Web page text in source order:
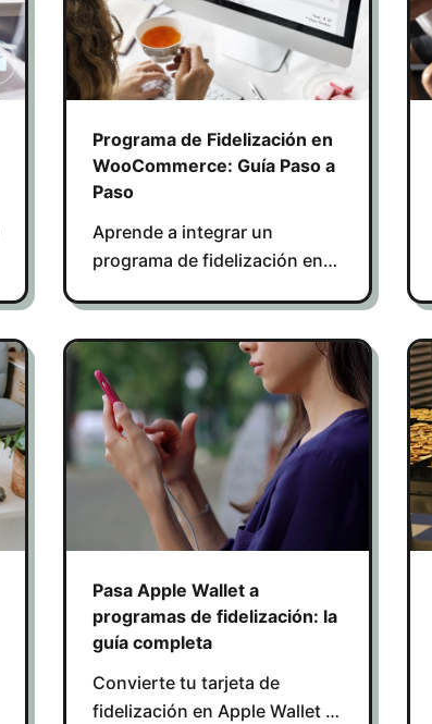
Programa de Fidelización en
WooCommerce: Guía Paso a
Paso
Aprende a integrar un
programa de fidelización en
retención de clientes online y
offline.
Pasa Apple Wallet a
programas de fidelización: la
guía completa
Convierte tu tarjeta de
fidelización en Apple Wallet y